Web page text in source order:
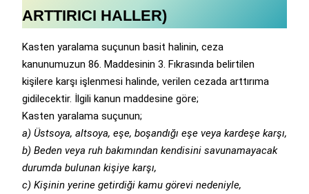
ARTTIRICI HALLER)
Kasten yaralama suçunun basit halinin, ceza
kanunumuzun 86. Maddesinin 3. Fıkrasında belirtilen
kişilere karşı işlenmesi halinde, verilen cezada arttırıma
gidilecektir. İlgili kanun maddesine göre;
Kasten yaralama suçunun;
a) Üstsoya, altsoya, eşe, boşandığı eşe veya kardeşe karşı,
b) Beden veya ruh bakımından kendisini savunamayacak
durumda bulunan kişiye karşı,
c) Kişinin yerine getirdiği kamu görevi nedeniyle,